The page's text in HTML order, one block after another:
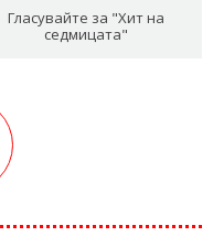
Гласувайте за "Хит на
седмицата"